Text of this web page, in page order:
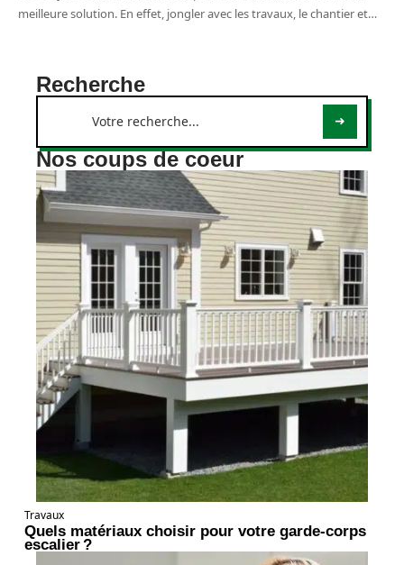
meilleure solution. En effet, jongler avec les travaux, le chantier et…
Recherche
Nos coups de coeur
Travaux
Quels matériaux choisir pour votre garde-corps
escalier ?